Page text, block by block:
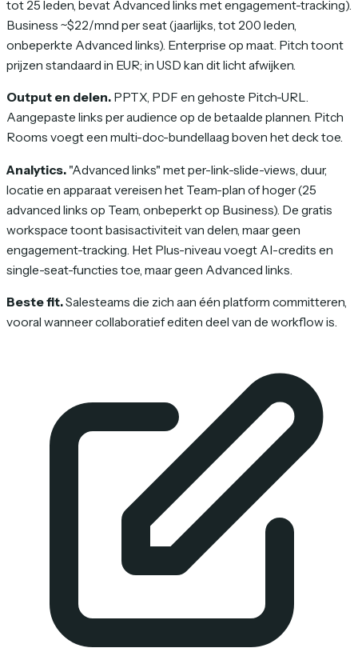
tot 25 leden, bevat Advanced links met engagement-tracking).
Business ~$22/mnd per seat (jaarlijks, tot 200 leden,
onbeperkte Advanced links). Enterprise op maat. Pitch toont
prijzen standaard in EUR; in USD kan dit licht afwijken.
Output en delen. PPTX, PDF en gehoste Pitch-URL.
Aangepaste links per audience op de betaalde plannen. Pitch
Rooms voegt een multi-doc-bundellaag boven het deck toe.
Analytics. "Advanced links" met per-link-slide-views, duur,
locatie en apparaat vereisen het Team-plan of hoger (25
advanced links op Team, onbeperkt op Business). De gratis
workspace toont basisactiviteit van delen, maar geen
engagement-tracking. Het Plus-niveau voegt AI-credits en
single-seat-functies toe, maar geen Advanced links.
Beste fit.Salesteams die zich aan één platform committeren,
vooral wanneer collaboratief editen deel van de workflow is.